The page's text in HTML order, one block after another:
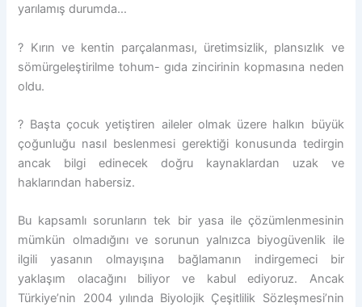
yarılamış durumda…
? Kırın ve kentin parçalanması, üretimsizlik, plansızlık ve
sömürgeleştirilme tohum- gıda zincirinin kopmasına neden
oldu.
? Başta çocuk yetiştiren aileler olmak üzere halkın büyük
çoğunluğu nasıl beslenmesi gerektiği konusunda tedirgin
ancak bilgi edinecek doğru kaynaklardan uzak ve
haklarından habersiz.
Bu kapsamlı sorunların tek bir yasa ile çözümlenmesinin
mümkün olmadığını ve sorunun yalnızca biyogüvenlik ile
ilgili yasanın olmayışına bağlamanın indirgemeci bir
yaklaşım olacağını biliyor ve kabul ediyoruz. Ancak
Türkiye’nin 2004 yılında Biyolojik Çeşitlilik Sözleşmesi’nin